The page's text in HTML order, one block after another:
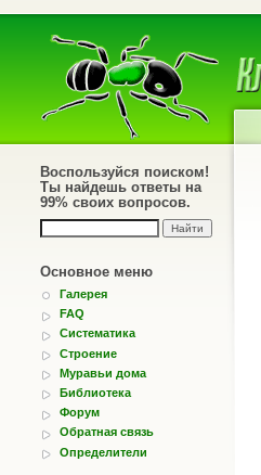
Воспользуйся поиском!
Ты найдешь ответы на
99% своих вопросов.
Основное меню
Галерея
FAQ
Систематика
Строение
Муравьи дома
Библиотека
Форум
Обратная связь
Определители